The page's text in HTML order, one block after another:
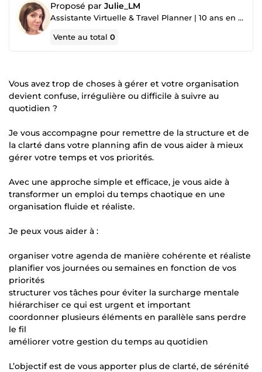
Proposé par Julie_LM
Assistante Virtuelle & Travel Planner | 10 ans en coordination de projets
Vente au total0
Vous avez trop de choses à gérer et votre organisation
devient confuse, irrégulière ou difficile à suivre au
quotidien ?
Je vous accompagne pour remettre de la structure et de
la clarté dans votre planning afin de vous aider à mieux
gérer votre temps et vos priorités.
Avec une approche simple et efficace, je vous aide à
transformer un emploi du temps chaotique en une
organisation fluide et réaliste.
Je peux vous aider à :
organiser votre agenda de manière cohérente et réaliste
planifier vos journées ou semaines en fonction de vos
priorités
structurer vos tâches pour éviter la surcharge mentale
hiérarchiser ce qui est urgent et important
coordonner plusieurs éléments en parallèle sans perdre
le fil
améliorer votre gestion du temps au quotidien
L’objectif est de vous apporter plus de clarté, de sérénité